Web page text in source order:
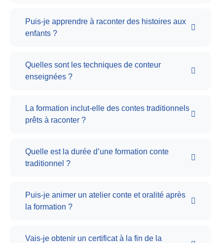
Puis-je apprendre à raconter des histoires aux
enfants ?
Quelles sont les techniques de conteur
enseignées ?
La formation inclut-elle des contes traditionnels
prêts à raconter ?
Quelle est la durée d’une formation conte
traditionnel ?
Puis-je animer un atelier conte et oralité après
la formation ?
Vais-je obtenir un certificat à la fin de la